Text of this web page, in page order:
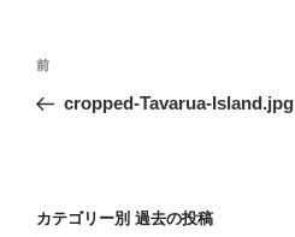
投
ー
過
去
前
cropped-Tavarua-Island.jpg
カテゴリー別 過去の投稿